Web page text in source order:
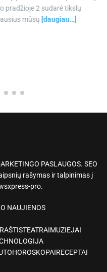
pradžioje 2 sudarė tikslų
mūsų[daugiau…]
PASLAUGOS. SEO
rašymas ir talpinimas į
pro.
NAUJIENOS
TEATRAIMUZIEJAI
HOROSKOPAIRECEPTAI